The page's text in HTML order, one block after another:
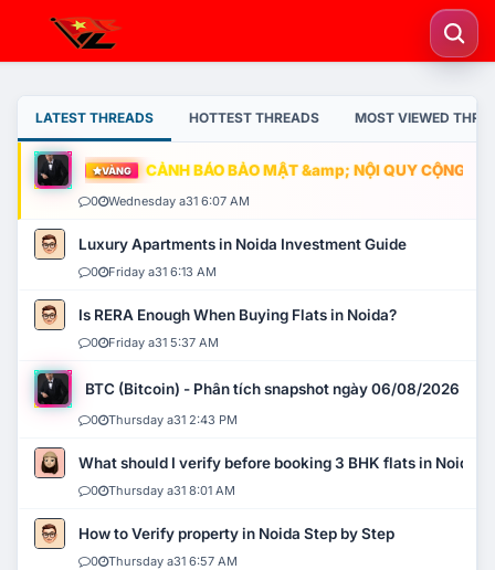
LATEST THREADS HOTTEST THREADS MOST VIEWED
VÀNG CẢNH BÁO BẢO MẬT &amp; NỘI QUY CỘNG
0 Wednesday a31 6:07 AM
Luxury Apartments in Noida Investment Guide
0 Friday a31 6:13 AM
Is RERA Enough When Buying Flats in Noida?
0 Friday a31 5:37 AM
BTC (Bitcoin) - Phân tích snapshot ngày 06/08/2026
0 Thursday a31 2:43 PM
What should I verify before booking 3 BHK flats in Noida?
0 Thursday a31 8:01 AM
How to Verify property in Noida Step by Step
0 Thursday a31 6:57 AM